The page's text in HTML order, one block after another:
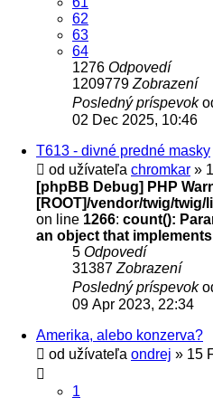
62
63
64
1276 Odpovedí
1209779 Zobrazení
Posledný príspevok
02 Dec 2025, 10:46
T613 - divné predné masky
od užívateľa chromkar »
[phpBB Debug] PHP
[ROOT]/vendor/twig/
on line 1266: count():
an object that
5 Odpovedí
31387 Zobrazení
Posledný príspevok
09 Apr 2023, 22:34
Amerika, alebo konzerva?
od užívateľa ondrej » 15
1